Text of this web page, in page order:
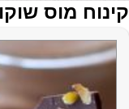
קינוח מוס